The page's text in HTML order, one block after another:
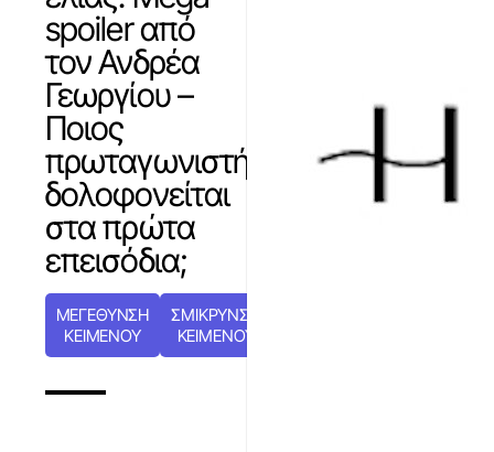
spoiler από
τον Ανδρέα
Γεωργίου –
Ποιος
πρωταγωνιστής
δολοφονείται
στα πρώτα
επεισόδια;
ΜΕΓΕΘΥΝΣΗ
ΚΕΙΜΕΝΟΥ
ΣΜΙΚΡΥΝΣΗ
ΚΕΙΜΕΝΟΥ